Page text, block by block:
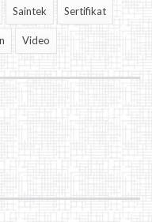
Saintek Sertifikat
Video